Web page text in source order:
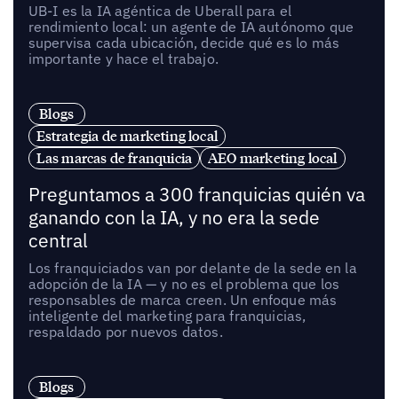
UB-I es la IA agéntica de Uberall para el
rendimiento local: un agente de IA autónomo que
supervisa cada ubicación, decide qué es lo más
importante y hace el trabajo.
Blogs
Estrategia de marketing local
Las marcas de franquicia
AEO marketing local
Preguntamos a 300 franquicias quién va
ganando con la IA, y no era la sede
central
Los franquiciados van por delante de la sede en la
adopción de la IA — y no es el problema que los
responsables de marca creen. Un enfoque más
inteligente del marketing para franquicias,
respaldado por nuevos datos.
Blogs